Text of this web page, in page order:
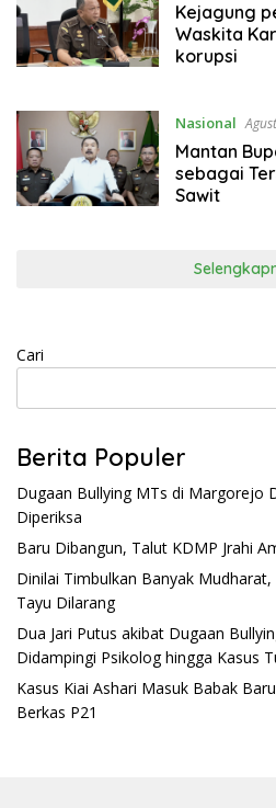
Kejagung
Waskita
korupsi
Nasional
Mantan
sebagai
Sawit
Cari
Berita Populer
Dugaan Bullying MTs di Margorejo
Diperiksa
Baru Dibangun, Talut KDMP Jrahi
Dinilai Timbulkan Banyak
Tayu Dilarang
Dua Jari Putus akibat Dugaan
Didampingi Psikolog hingga Kasus
Kasus Kiai Ashari Masuk Babak
Berkas P21